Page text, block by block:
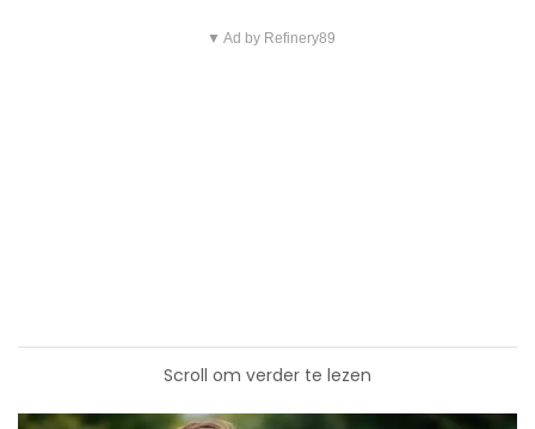
▼ Ad by Refinery89
Scroll om verder te lezen